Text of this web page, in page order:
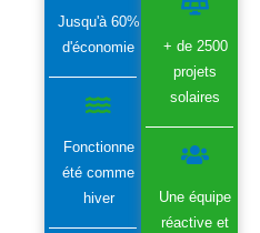
Jusqu'à 60%
d'économie
Fonctionne
été comme
hiver
+ de 2500
projets
solaires
Une équipe
réactive et